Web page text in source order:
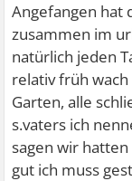
Angefangen hat
zusammen im
natürlich jeden
relativ früh
Garten, alle
s.vaters ich
sagen wir
gut ich muss